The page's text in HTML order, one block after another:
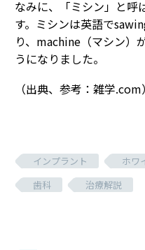
なみに、「ミシン」と呼
す。ミシンは英語で
り、machine（マシン）
うになりました。
（出典、参考：雑学.com）
インプラント ホワ
歯科
治療解説